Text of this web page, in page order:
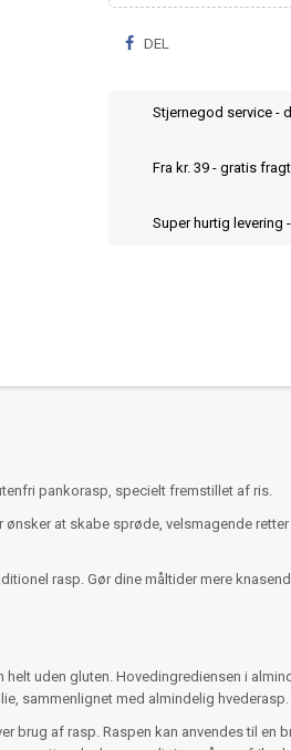
DEL
Stjernegod service -
Fra kr. 39 - gratis
Super hurtig levering
pankorasp, specielt fremstillet af ris.
at skabe sprøde, velsmagende
rasp. Gør dine måltider mere
uden gluten. Hovedingrediensen i
sammenlignet med almindelig hvederasp.
brug af rasp. Raspen kan anvendes til